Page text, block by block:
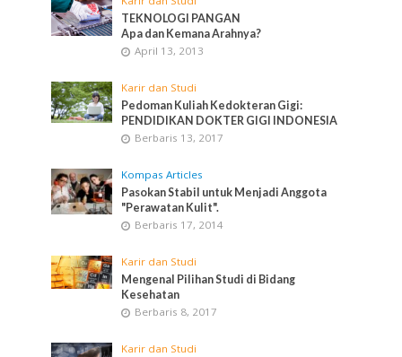
TEKNOLOGI PANGAN
Apa dan Kemana Arahnya?
April 13, 2013
Karir dan Studi
Pedoman Kuliah Kedokteran Gigi:
PENDIDIKAN DOKTER GIGI INDONESIA
Berbaris 13, 2017
Kompas Articles
Pasokan Stabil untuk Menjadi Anggota
"Perawatan Kulit".
Berbaris 17, 2014
Karir dan Studi
Mengenal Pilihan Studi di Bidang
Kesehatan
Berbaris 8, 2017
Karir dan Studi